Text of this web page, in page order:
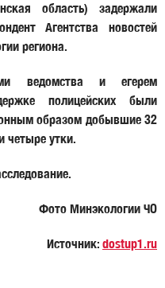
область) задержали
Агентства новостей
региона.
ведомства и егерем
полицейских были
образом добывшие 32
четыре утки.
Фото Минэкологии ЧО
Источник: dostup1.ru